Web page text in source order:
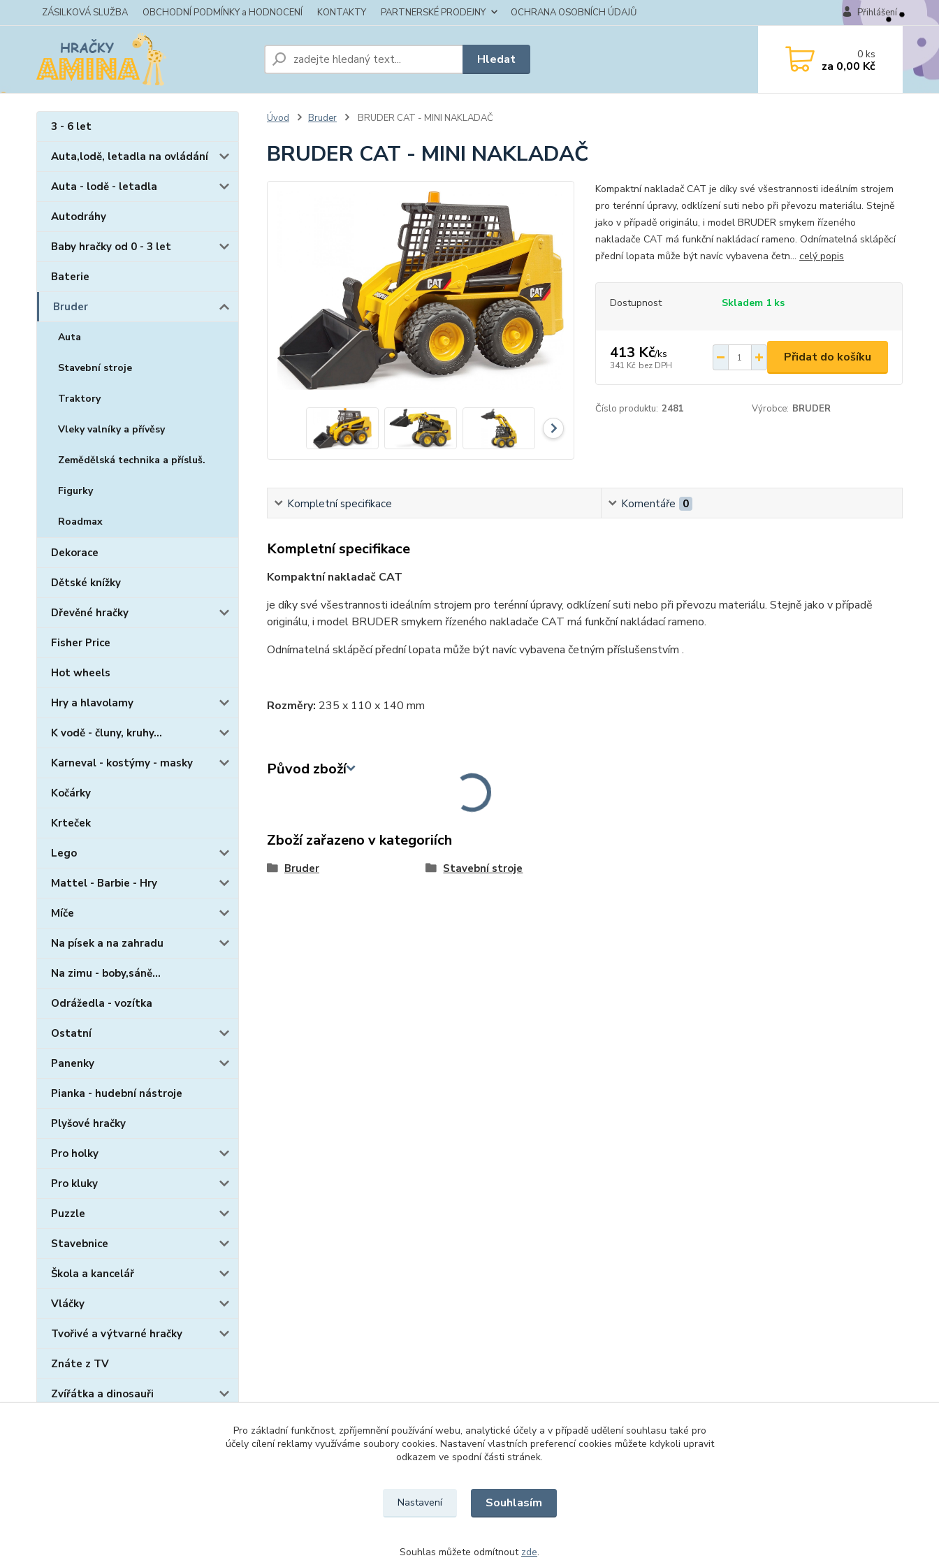
ZÁSILKOVÁ SLUŽBA OBCHODNÍ PODMÍNKY a HODNOCENÍ KONTAKTY PARTNERSKÉ PRODEJNY OCHRANA OSOBNÍCH ÚDAJŮ Přihlášení
Hledat 0ks
za 0,00 Kč
3 - 6 let
Auta,lodě, letadla na ovládání
Auta - lodě - letadla
Autodráhy
Baby hračky od 0 - 3 let
Baterie
Bruder
Auta
Stavební stroje
Traktory
Vleky valníky a přívěsy
Zemědělská technika a přísluš.
Figurky
Roadmax
Dekorace
Dětské knížky
Dřevěné hračky
Fisher Price
Hot wheels
Hry a hlavolamy
K vodě - čluny, kruhy...
Karneval - kostýmy - masky
Kočárky
Krteček
Lego
Mattel - Barbie - Hry
Míče
Na písek a na zahradu
Na zimu - boby,sáně...
Odrážedla - vozítka
Ostatní
Panenky
Pianka - hudební nástroje
Plyšové hračky
Pro holky
Pro kluky
Puzzle
Stavebnice
Škola a kancelář
Vláčky
Tvořivé a výtvarné hračky
Znáte z TV
Zvířátka a dinosauři
Úvod Bruder BRUDER CAT - MINI NAKLADAČ
BRUDER CAT - MINI NAKLADAČ
Kompaktní nakladač CAT je díky své všestrannosti ideálním strojem
pro terénní úpravy, odklízení suti nebo při převozu materiálu. Stejně
jako v případě originálu, i model BRUDER smykem řízeného
nakladače CAT má funkční nakládací rameno. Odnímatelná sklápěcí
přední lopata může být navíc vybavena četn... celý popis
Dostupnost Skladem 1 ks
413 Kč/ks
341 Kč bez DPH
Přidat do košíku
Číslo produktu: 2481 Výrobce: BRUDER
Kompletní specifikace Komentáře 0
Kompletní specifikace
Kompaktní nakladač CAT
je díky své všestrannosti ideálním strojem pro terénní úpravy, odklízení suti nebo při převozu materiálu. Stejně jako v případě
originálu, i model BRUDER smykem řízeného nakladače CAT má funkční nakládací rameno.
Odnímatelná sklápěcí přední lopata může být navíc vybavena četným příslušenstvím .
Rozměry: 235 x 110 x 140 mm
Původ zboží
Zboží zařazeno v kategoriích
Bruder Stavební stroje
Pro základní funkčnost, zpříjemnění používání webu, analytické účely a v případě udělení souhlasu také pro
účely cílení reklamy využíváme soubory cookies. Nastavení vlastních preferencí cookies můžete kdykoli upravit
odkazem ve spodní části stránek.
Nastavení Souhlasím
Souhlas můžete odmítnout zde.